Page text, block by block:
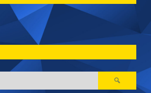
Ricerca
per: